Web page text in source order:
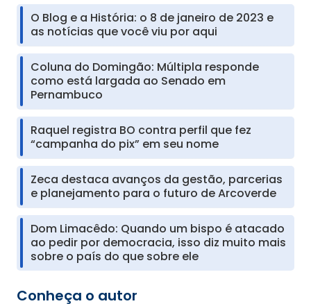
O Blog e a História: o 8 de janeiro de 2023 e
as notícias que você viu por aqui
Coluna do Domingão: Múltipla responde
como está largada ao Senado em
Pernambuco
Raquel registra BO contra perfil que fez
“campanha do pix” em seu nome
Zeca destaca avanços da gestão, parcerias
e planejamento para o futuro de Arcoverde
Dom Limacêdo: Quando um bispo é atacado
ao pedir por democracia, isso diz muito mais
sobre o país do que sobre ele
Conheça o autor